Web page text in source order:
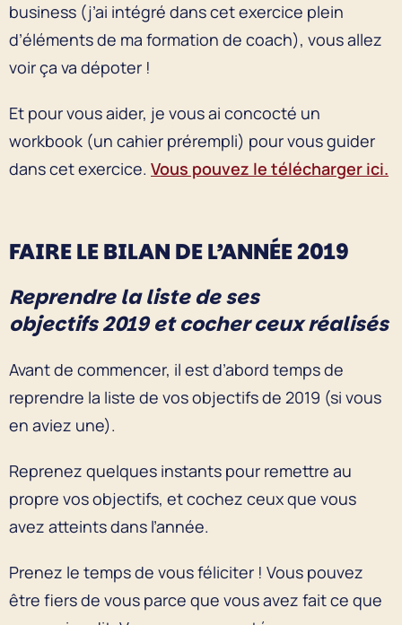
business (j’ai intégré dans cet exercice plein
d’éléments de ma formation de coach), vous allez
voir ça va dépoter !
Et pour vous aider, je vous ai concocté un
workbook (un cahier prérempli) pour vous guider
dans cet exercice. Vous pouvez le télécharger ici.
FAIRE LE BILAN DE L’ANNÉE 2019
Reprendre la liste de ses
objectifs 2019 et cocher ceux réalisés
Avant de commencer, il est d’abord temps de
reprendre la liste de vos objectifs de 2019 (si vous
en aviez une).
Reprenez quelques instants pour remettre au
propre vos objectifs, et cochez ceux que vous
avez atteints dans l’année.
Prenez le temps de vous féliciter ! Vous pouvez
être fiers de vous parce que vous avez fait ce que